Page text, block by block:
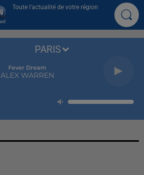
Toute l'actualité de votre région
Fever Dream
ALEX WARREN
PARIS